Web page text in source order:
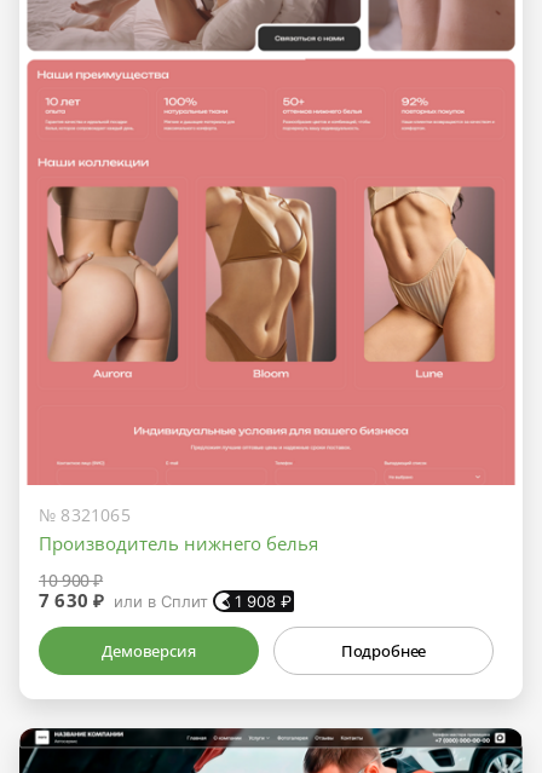
№ 8321065
Производитель нижнего белья
10 900 ₽
7 630 ₽ или в Сплит 1 908 ₽
Демоверсия Подробнее